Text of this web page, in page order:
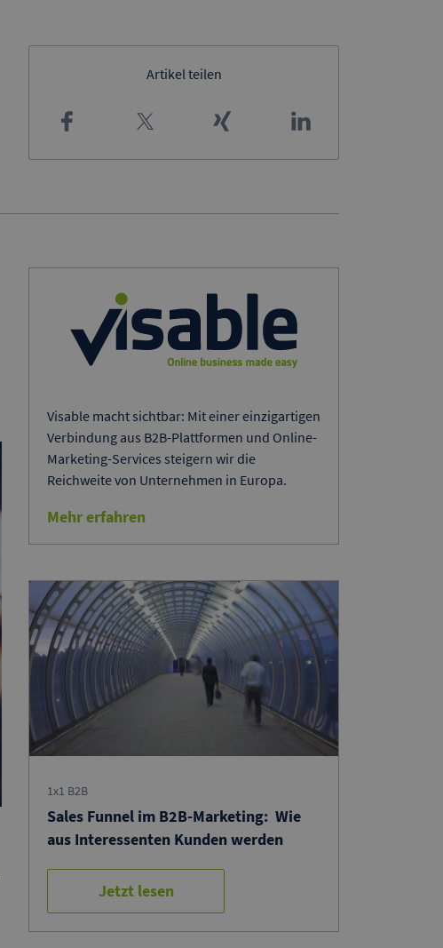
Artikel teilen
Visable macht sichtbar: Mit einer einzigartigen
Verbindung aus B2B-Plattformen und Online-
Marketing-Services steigern wir die
Reichweite von Unternehmen in Europa.
Mehr erfahren
1x1 B2B
Sales Funnel im B2B-Marketing: Wie
aus Interessenten Kunden werden
Jetzt lesen